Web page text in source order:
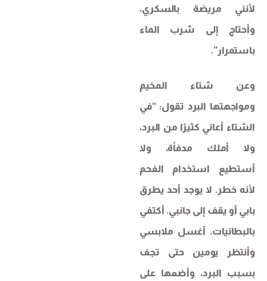
لأنني مريضة بالسكري،
وأحتاج إلى شرب الماء
باستمرار”.
وعن شتاء المخيم
ومواجهتها البرد تقول: “في
الشتاء أعاني كثيرًا من البرد،
ولا أملك مدفأة، ولا
أستطيع استخدام الفحم
لأنه خطر. لا يوجد أحد يطرق
بابي أو يقف إلى جانبي. أكتفي
بالبطانيات. أغسل ملابسي
وأنتظر يومين حتى تجف
بسبب البرد، وأضعها على